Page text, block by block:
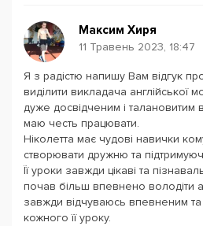
Максим Хиря
11 Травень 2023, 18:47
Я з радістю напишу Вам відгук
виділити викладача англійської
дуже досвідченим і талановитим
маю честь працювати.
Ніколетта має чудові навички
створювати дружню та
Її уроки завжди цікаві та
почав більш впевнено володіти
завжди відчуваюсь впевненим
кожного її уроку.